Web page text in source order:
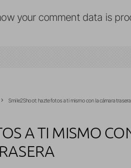
your comment data is
Smile2Shoot: hazte fotos a ti mismo con la cámara trasera
A TI MISMO